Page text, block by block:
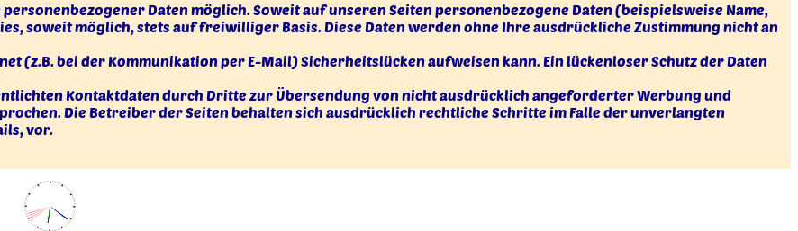
Daten möglich. Soweit auf unseren Seiten personenbezogene Daten (beispielsweise Name,
soweit möglich, stets auf freiwilliger Basis. Diese Daten werden ohne Ihre ausdrückliche Zustimmung nicht an
(z.B. bei der Kommunikation per E-Mail) Sicherheitslücken aufweisen kann. Ein lückenloser Schutz der Daten
Kontaktdaten durch Dritte zur Übersendung von nicht ausdrücklich angeforderter Werbung und
Die Betreiber der Seiten behalten sich ausdrücklich rechtliche Schritte im Falle der unverlangten
vor.